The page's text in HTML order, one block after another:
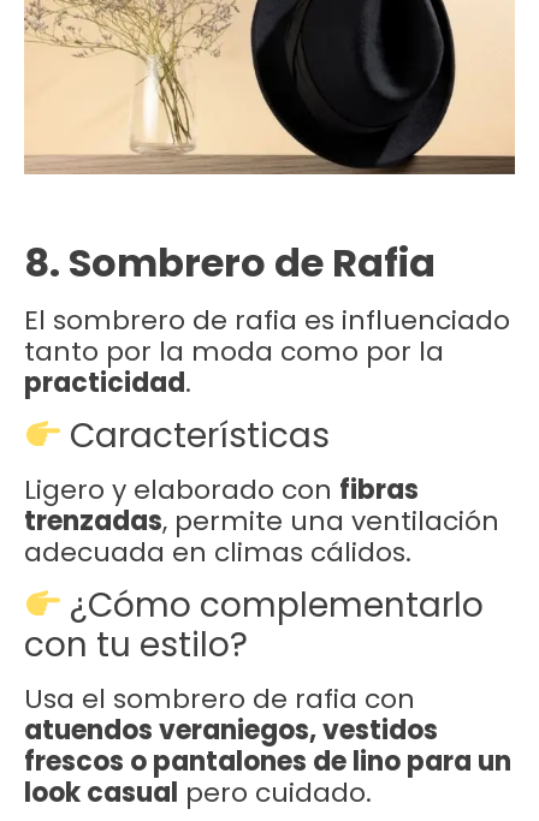
8. Sombrero de Rafia
El sombrero de rafia es influenciado
tanto por la moda como por la
practicidad.
Características
Ligero y elaborado con fibras
trenzadas, permite una ventilación
adecuada en climas cálidos.
¿Cómo complementarlo
con tu estilo?
Usa el sombrero de rafia con
atuendos veraniegos, vestidos
frescos o pantalones de lino para un
look casual pero cuidado.